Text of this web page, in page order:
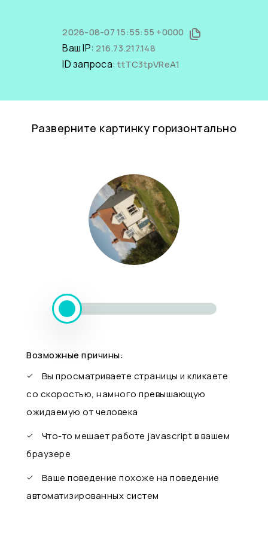
2026-08-07 15:55:55 +0000
Ваш IP:216.73.217.148
ID запроса:ttTC3tpVReA1
Разверните картинку горизонтально
Возможные причины:
Вы просматриваете страницы и кликаете
со скоростью, намного превышающую
ожидаемую от человека
Что-то мешает работе javascript в вашем
браузере
Ваше поведение похоже на поведение
автоматизированных систем